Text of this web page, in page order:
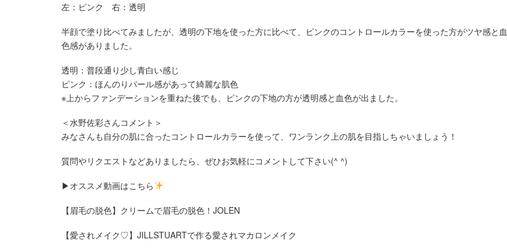
左：ピンク 右：透明
半顔で塗り比べてみましたが、透明の下地を使った方に比べて、ピンクのコントロールカラーを使った方がツヤ感と血
色感がありました。
透明：普段通り少し青白い感じ
ピンク：ほんのりパール感があって綺麗な肌色
※上からファンデーションを重ねた後でも、ピンクの下地の方が透明感と血色が出ました。
＜水野佐彩さんコメント＞
みなさんも自分の肌に合ったコントロールカラーを使って、ワンランク上の肌を目指しちゃいましょう！
質問やリクエストなどありましたら、ぜひお気軽にコメントして下さい(^ ^)
▶︎オススメ動画はこちら
【眉毛の脱色】クリームで眉毛の脱色！JOLEN
【愛されメイク♡】JILLSTUARTで作る愛されマカロンメイク